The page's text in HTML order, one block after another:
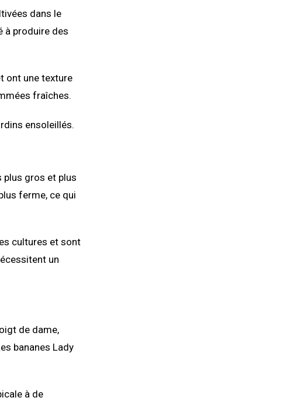
dans le
à produire des
ont une texture
fraîches.
ensoleillés.
plus gros et plus
ferme, ce qui
cultures et sont
un
de dame,
bananes Lady
à de